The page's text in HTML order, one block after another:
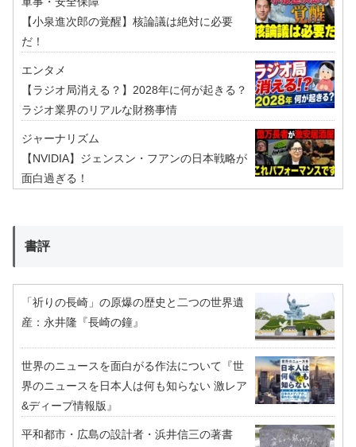
【小泉進次郎の覚醒】核論議は絶対に必要
だ！
エンタメ
【ラジオ局消える？】2028年に何が起きる？
ラジオ業界のリアルな財務事情
ジャーナリズム
【NVIDIA】ジェンスン・フアンの日本戦略が
面白過ぎる！
書評
「祈りの長崎」の原爆の歴史と二つの世界遺
産：永井隆『長崎の鐘』
世界のニュースを面白がる作法について『世
界のニュースを日本人は何も知らない 激レア
&ディープ情報版』
平和都市・広島の設計者・浜井信三の著書